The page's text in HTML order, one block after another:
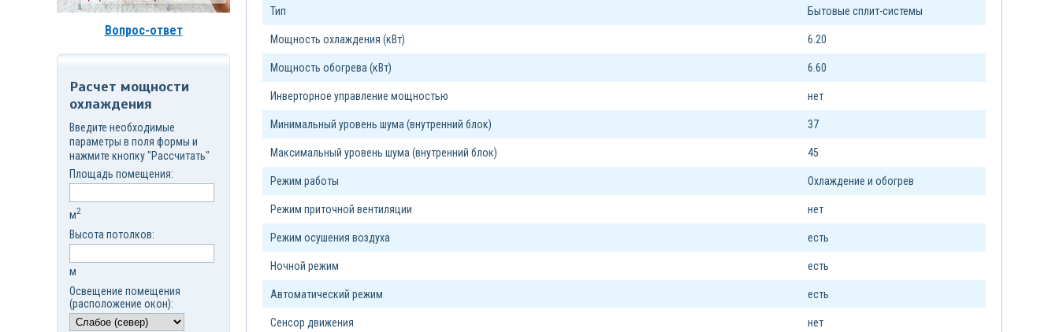
Тип Бытовые сплит-системы
Мощность охлаждения (кВт) 6.20
Мощность обогрева (кВт) 6.60
Инверторное управление мощностью нет
Минимальный уровень шума (внутренний блок) 37
Максимальный уровень шума (внутренний блок) 45
Режим работы Охлаждение и обогрев
Режим приточной вентиляции нет
Режим осушения воздуха есть
Ночной режим есть
Автоматический режим есть
Сенсор движения нет
Вопрос-ответ
Расчет мощности
охлаждения
Введите необходимые
параметры в поля формы и
нажмите кнопку "Рассчитать"
Площадь помещения:
м2
Высота потолков:
м
Освещение помещения
(расположение окон):